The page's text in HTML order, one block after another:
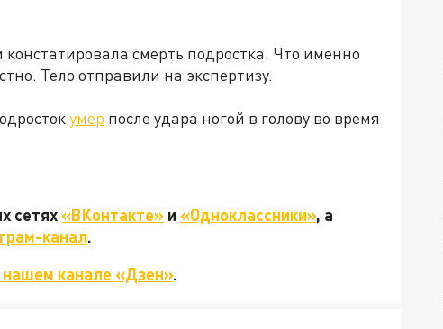
смерть подростка. Что именно
Тело отправили на экспертизу.
умер после удара ногой в голову во время
сетях«ВКонтакте» и «Одноклассники», а
канал.
нашем канале «Дзен».